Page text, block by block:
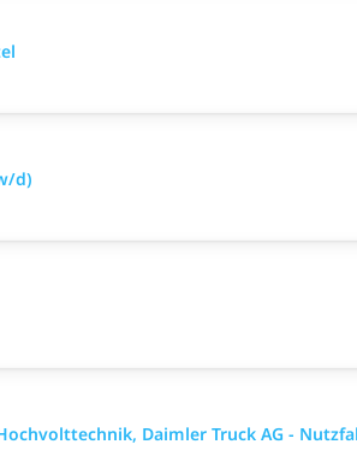
d)
Daimler Truck AG -